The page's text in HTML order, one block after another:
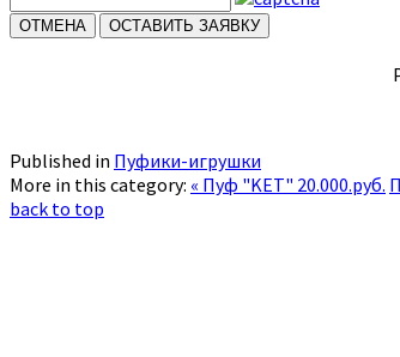
ОТМЕНА ОСТАВИТЬ ЗАЯВКУ
Published in Пуфики-игрушки
More in this category: « Пуф "KET" 20.000.руб.
back to top